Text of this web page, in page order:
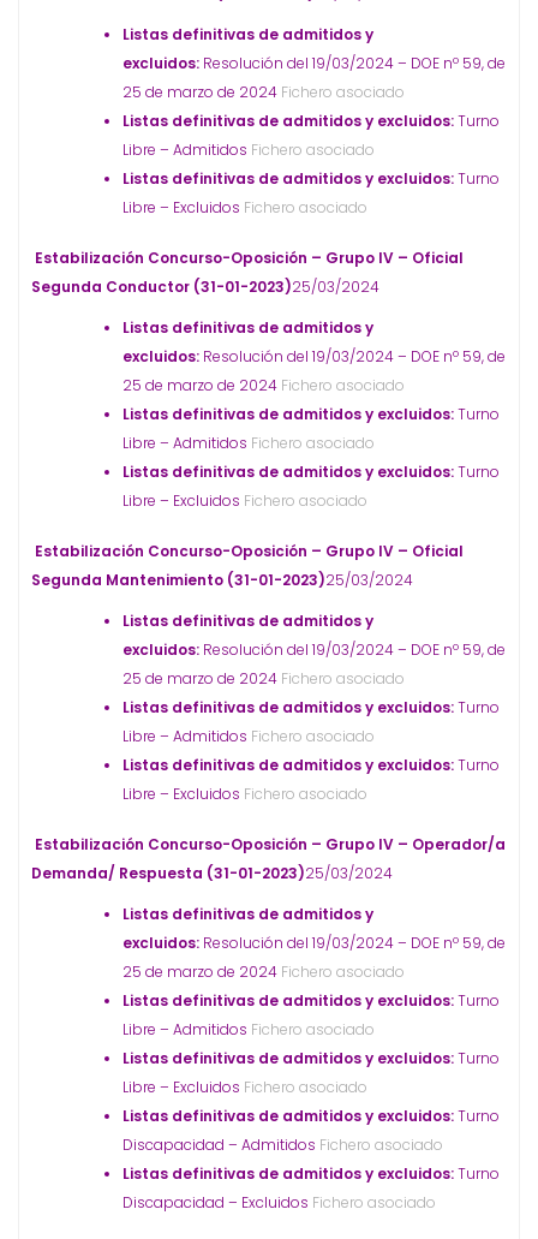
Listas definitivas de admitidos y
excluidos: Resolución del 19/03/2024 – DOE nº 59, de
25 de marzo de 2024 Fichero asociado
Listas definitivas de admitidos y excluidos:Turno
Libre – Admitidos Fichero asociado
Listas definitivas de admitidos y excluidos:Turno
Libre – Excluidos Fichero asociado
Estabilización Concurso-Oposición – Grupo IV – Oficial
Segunda Conductor (31-01-2023)25/03/2024
Listas definitivas de admitidos y
excluidos: Resolución del 19/03/2024 – DOE nº 59, de
25 de marzo de 2024 Fichero asociado
Listas definitivas de admitidos y excluidos:Turno
Libre – Admitidos Fichero asociado
Listas definitivas de admitidos y excluidos:Turno
Libre – Excluidos Fichero asociado
Estabilización Concurso-Oposición – Grupo IV – Oficial
Segunda Mantenimiento (31-01-2023)25/03/2024
Listas definitivas de admitidos y
excluidos: Resolución del 19/03/2024 – DOE nº 59, de
25 de marzo de 2024 Fichero asociado
Listas definitivas de admitidos y excluidos:Turno
Libre – Admitidos Fichero asociado
Listas definitivas de admitidos y excluidos:Turno
Libre – Excluidos Fichero asociado
Estabilización Concurso-Oposición – Grupo IV – Operador/a
Demanda/ Respuesta (31-01-2023)25/03/2024
Listas definitivas de admitidos y
excluidos: Resolución del 19/03/2024 – DOE nº 59, de
25 de marzo de 2024 Fichero asociado
Listas definitivas de admitidos y excluidos:Turno
Libre – Admitidos Fichero asociado
Listas definitivas de admitidos y excluidos:Turno
Libre – Excluidos Fichero asociado
Listas definitivas de admitidos y excluidos:Turno
Discapacidad – Admitidos Fichero asociado
Listas definitivas de admitidos y excluidos:Turno
Discapacidad – Excluidos Fichero asociado